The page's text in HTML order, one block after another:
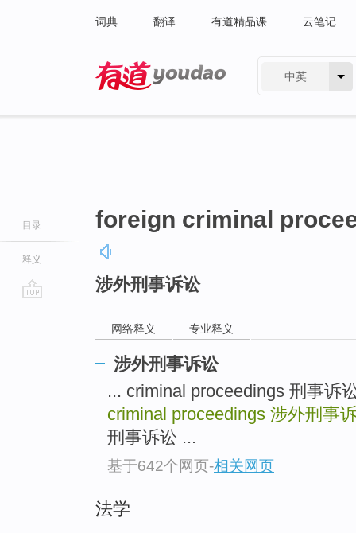
词典 翻译 有道精品课 云笔记
中英
目录
释义
foreign criminal
涉外刑事诉讼
网络释义 专业释义
涉外刑事诉讼
... criminal proceedings 刑事诉
criminal proceedings 涉外刑事
刑事诉讼 ...
基于642个网页-相关网页
法学